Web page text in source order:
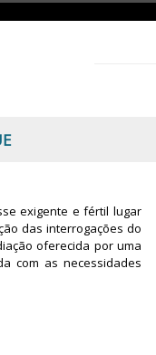
exigente e fértil lugar
das interrogações do
oferecida por uma
com as necessidades